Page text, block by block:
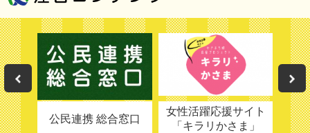
Previous
ター
詳細を見る
公民連携 総合窓口
詳細を見る
女性活躍応援サイト
「キラリかさま」
詳
移